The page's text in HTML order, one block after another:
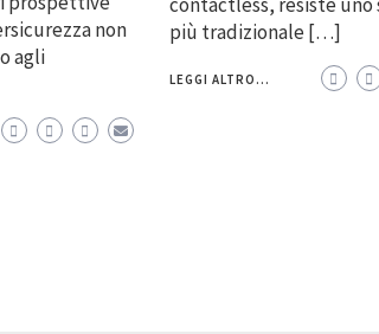
non
agli
più tradizionale […]
LEGGI ALTRO...